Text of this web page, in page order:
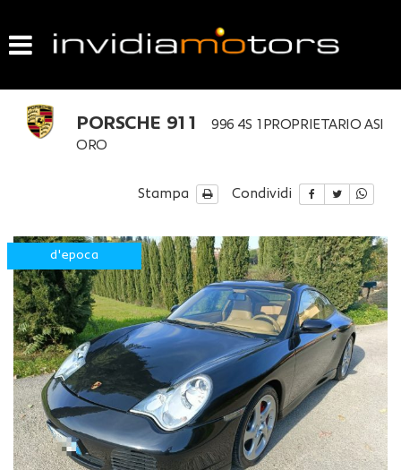
ACQUISTIAMO USATO
GARANZIA USATO
CONTATTI
PORSCHE 911
996 4S 1PROPRIETARIO ASI
ORO
Stampa Condividi
d'epoca